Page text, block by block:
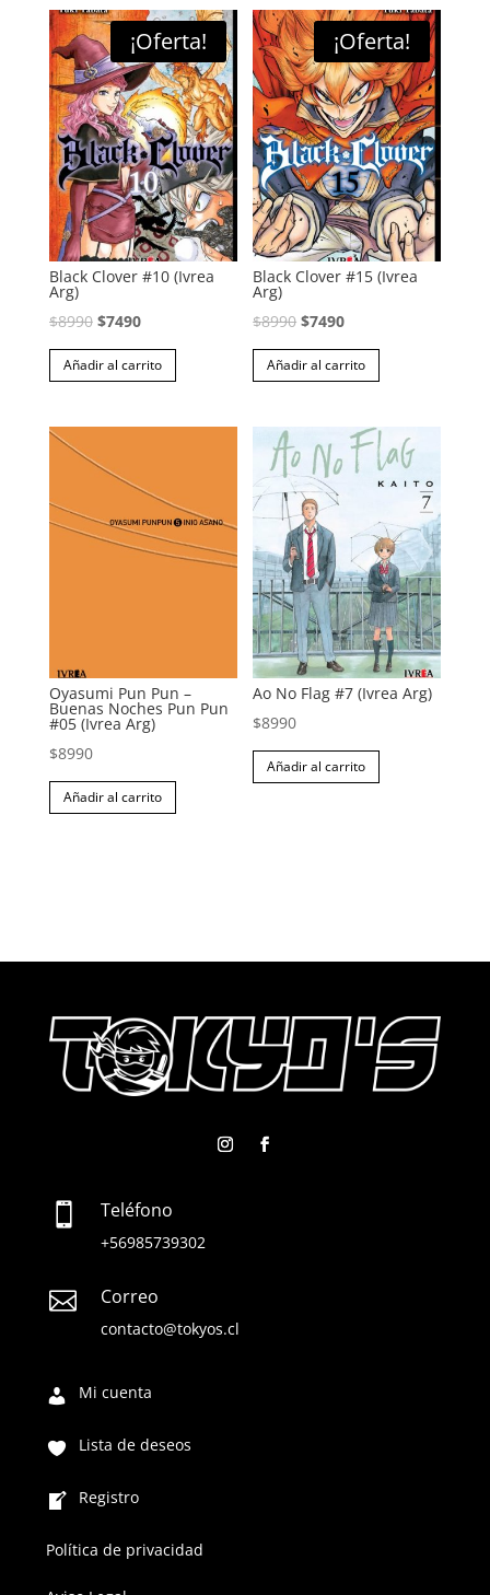
¡Oferta!
Black Clover #10 (Ivrea
Arg)
$8990 El
precio
original
$8990.
$7490El
precio
actual
$7490.
Añadir al carrito
¡Oferta!
Black Clover #15 (Ivrea
Arg)
$8990 El
precio
original
$8990.
$7490El
precio
actual
$7490.
Añadir al carrito
Oyasumi Pun Pun –
Buenas Noches Pun Pun
#05 (Ivrea Arg)
$8990
Añadir al carrito
Ao No Flag #7 (Ivrea Arg)
$8990
Añadir al carrito
 Teléfono
+56985739302
 Correo
contacto@tokyos.cl
Mi cuenta
Lista de deseos
Registro
Política de privacidad